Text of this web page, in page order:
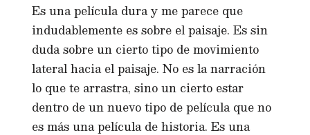
Es una película dura y me parece que
indudablemente es sobre el paisaje. Es sin
duda sobre un cierto tipo de movimiento
lateral hacia el paisaje. No es la narración
lo que te arrastra, sino un cierto estar
dentro de un nuevo tipo de película que no
es más una película de historia. Es una